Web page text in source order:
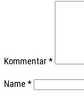
Kommentar *
Name *